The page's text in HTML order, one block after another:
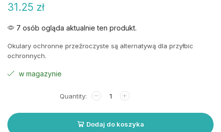
31.25 zł
7 osób ogląda aktualnie ten produkt.
Okulary ochronne przeźroczyste są alternatywą dla przyłbic
ochronnych.
w magazynie
Dodaj do koszyka